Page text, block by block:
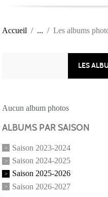
Accueil Les albums
LES
Aucun album photos
ALBUMS PAR SAISON
Saison 2023-2024
Saison 2024-2025
Saison 2025-2026
Saison 2026-2027